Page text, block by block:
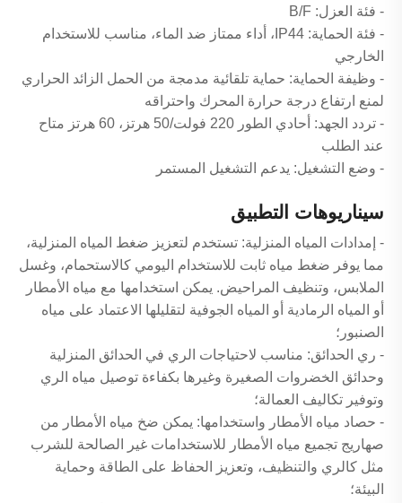
- فئة العزل: B/F
- فئة الحماية: IP44، أداء ممتاز ضد الماء، مناسب للاستخدام
الخارجي
- وظيفة الحماية: حماية تلقائية مدمجة من الحمل الزائد الحراري
لمنع ارتفاع درجة حرارة المحرك واحتراقه
- تردد الجهد: أحادي الطور 220 فولت/50 هرتز، 60 هرتز متاح
عند الطلب
- وضع التشغيل: يدعم التشغيل المستمر
سيناريوهات التطبيق
- إمدادات المياه المنزلية: تستخدم لتعزيز ضغط المياه المنزلية،
مما يوفر ضغط مياه ثابت للاستخدام اليومي كالاستحمام، وغسل
الملابس، وتنظيف المراحيض. يمكن استخدامها مع مياه الأمطار
أو المياه الرمادية أو المياه الجوفية لتقليلها الاعتماد على مياه
الصنبور؛
- ري الحدائق: مناسب لاحتياجات الري في الحدائق المنزلية
وحدائق الخضروات الصغيرة وغيرها بكفاءة توصيل مياه الري
وتوفير تكاليف العمالة؛
- حصاد مياه الأمطار واستخدامها: يمكن ضخ مياه الأمطار من
صهاريج تجميع مياه الأمطار للاستخدامات غير الصالحة للشرب
مثل كالري والتنظيف، وتعزيز الحفاظ على الطاقة وحماية
البيئة؛